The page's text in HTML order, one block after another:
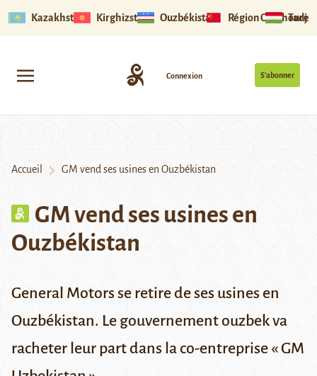
Kazakhstan Kirghizstan Ouzbékistan Région Ouïghoure
S’abonner
Connexion
Accueil GM vend ses usines en Ouzbékistan
GM vend ses usines en
Ouzbékistan
General Motors se retire de ses usines en
Ouzbékistan. Le gouvernement ouzbek va
racheter leur part dans la co-entreprise « GM